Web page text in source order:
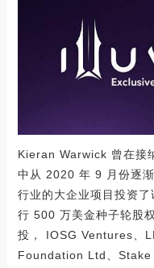
Kieran Warwick 曾在接
中从 2020 年 9 月份逐
行业的大企业项目投资
行 500 万美金种子轮股
投， IOSG Ventures、
Foundation Ltd、Stake